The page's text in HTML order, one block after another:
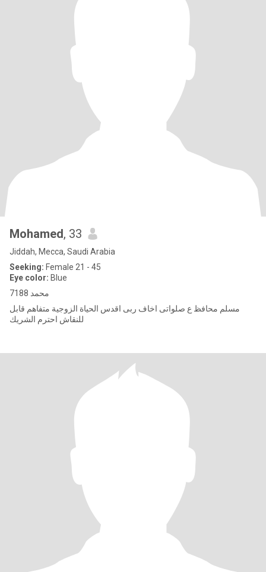
Mohamed, 33
Jiddah, Mecca, Saudi Arabia
Seeking: Female 21 - 45
Eye color: Blue
محمد 7188
مسلم محافظ ع صلواتى اخاف ربى اقدس الحياة الزوجية متفاهم قابل
للنقاش احترم الشريك